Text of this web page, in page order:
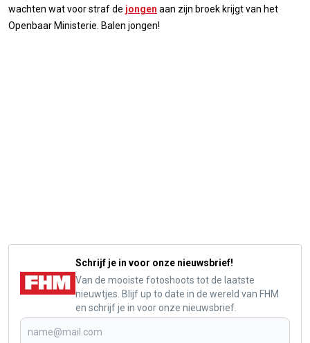
wachten wat voor straf de jongen aan zijn broek krijgt van het
Openbaar Ministerie. Balen jongen!
Schrijf je in voor onze nieuwsbrief!
Van de mooiste fotoshoots tot de laatste
nieuwtjes. Blijf up to date in de wereld van FHM
en schrijf je in voor onze nieuwsbrief.